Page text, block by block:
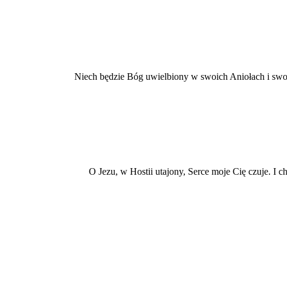
Niech będzie Bóg uwielbiony w swoich Aniołach i
O Jezu, w Hostii utajony, Serce moje Cię czuje. I